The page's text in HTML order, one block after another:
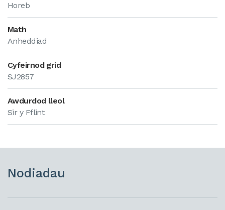
Horeb
Math
Anheddiad
Cyfeirnod grid
SJ2857
Awdurdod lleol
Sir y Fflint
Nodiadau